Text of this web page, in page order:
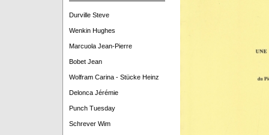
Durville Steve
Wenkin Hughes
Marcuola Jean-Pierre
Bobet Jean
Wolfram Carina - Stücke Heinz
Delonca Jérémie
Punch Tuesday
Schrever Wim